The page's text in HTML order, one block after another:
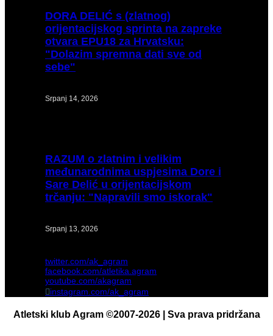
DORADELIĆ s (zlatnog)
orijentacijskog sprinta na zapreke
otvara EPU18 za Hrvatsku:
"Dolazim spremna dati sve od
sebe"
Srpanj 14, 2026
RAZUM o zlatnim i velikim
međunarodnima uspjesima Dore i
Sare Delić u orijentacijskom
trčanju: "Napravili smo iskorak"
Srpanj 13, 2026
twitter.com/ak_agram
facebook.com/atletika.agram
youtube.com/akagram
instagram.com/ak_agram
Atletski klub Agram ©2007-2026 | Sva prava pridržana